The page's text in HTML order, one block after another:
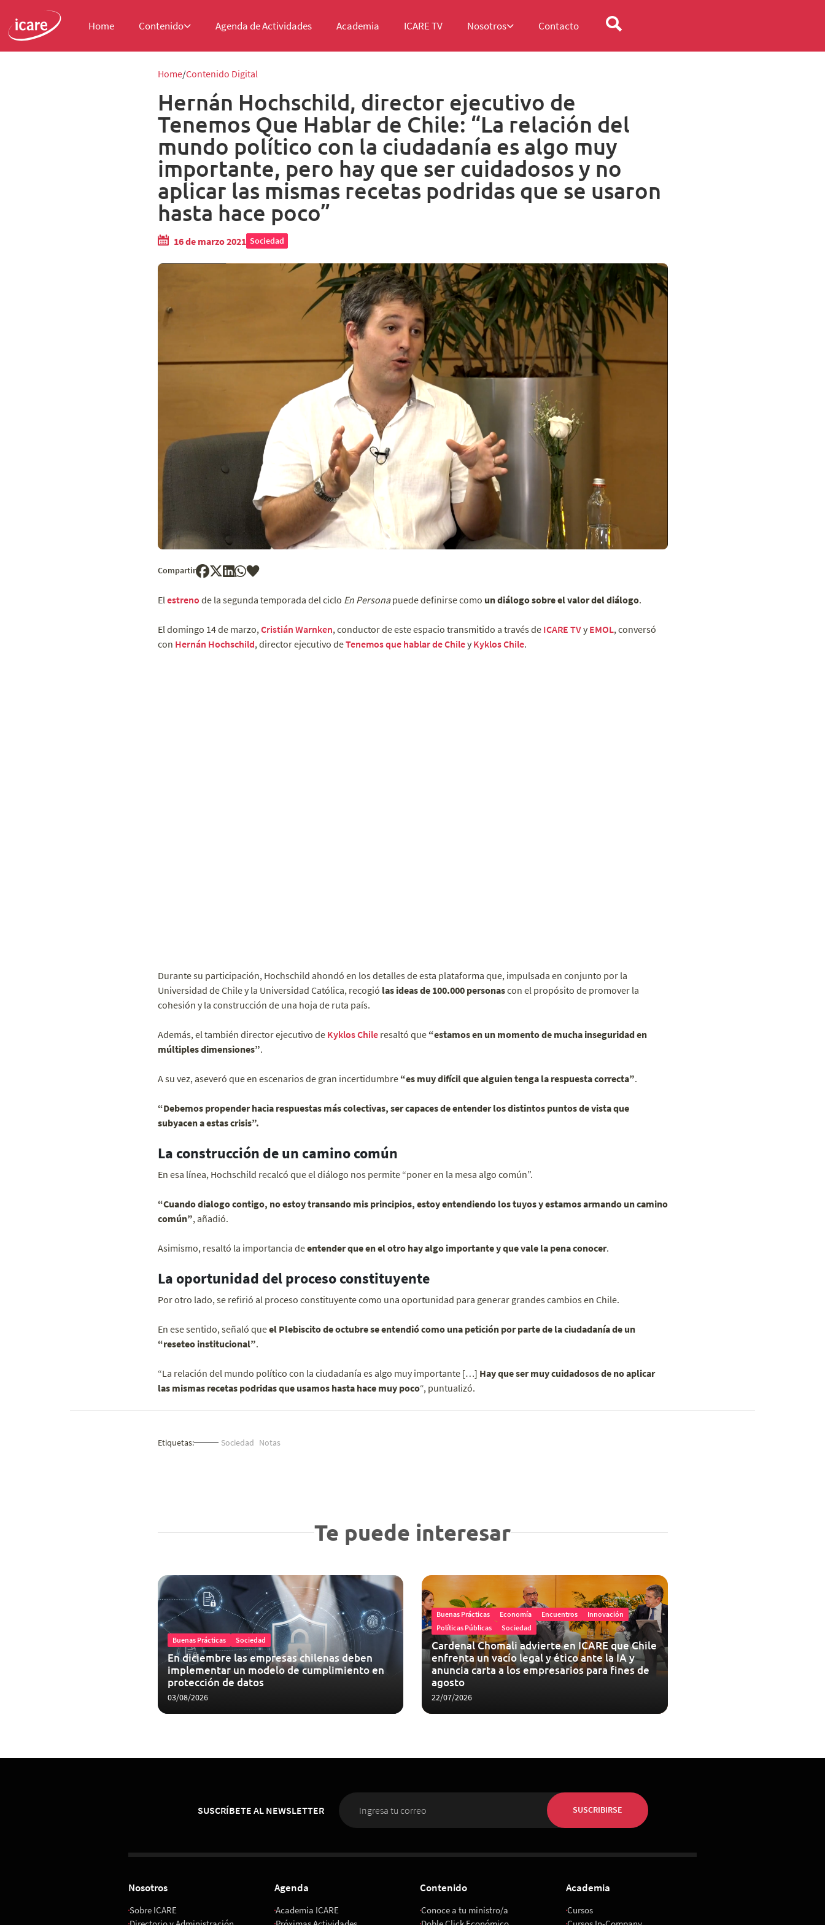
Home Contenido Agenda de Actividades Academia ICARE TV Nosotros Contacto
Home Contenido Digital
Hernán Hochschild, director ejecutivo de
Tenemos Que Hablar de Chile: “La relación del
mundo político con la ciudadanía es algo muy
importante, pero hay que ser cuidadosos y no
aplicar las mismas recetas podridas que se usaron
hasta hace poco”
16 de marzo 2021 Sociedad
Compartir
El estreno de la segunda temporada del ciclo En Personapuede definirse como un diálogo sobre el valor del diálogo.
El domingo 14 de marzo, Cristián Warnken, conductor de este espacio transmitido a través de ICARE TVy EMOL, conversó
con Hernán Hochschild, director ejecutivo deTenemos que hablar de Chiley Kyklos Chile.
Durante su participación, Hochschild ahondó en los detalles de esta plataforma que, impulsada en conjunto por la
Universidad de Chile y la Universidad Católica, recogió las ideas de 100.000 personascon el propósito de promover la
cohesión y la construcción de una hoja de ruta país.
Además, el también director ejecutivo de Kyklos Chileresaltó que “estamos en un momento de mucha inseguridad en
múltiples dimensiones”.
A su vez, aseveró que en escenarios de gran incertidumbre “es muy difícil que alguien tenga la respuesta correcta”.
“Debemos propender hacia respuestas más colectivas, ser capaces de entender los distintos puntos de vista que
subyacen a estas crisis”.
La construcción de un camino común
En esa línea, Hochschild recalcó que el diálogo nos permite “poner en la mesa algo común”.
“Cuando dialogo contigo, no estoy transando mis principios, estoy entendiendo los tuyos y estamos armando un camino
común”, añadió.
Asimismo, resaltó la importancia deentender que en el otro hay algo importante y que vale la pena conocer.
La oportunidad del proceso constituyente
Por otro lado, se refirió al proceso constituyente como una oportunidad para generar grandes cambios en Chile.
En ese sentido, señaló queel Plebiscito de octubre se entendió como una petición por parte de la ciudadanía de un
“reseteo institucional”.
“La relación del mundo político con la ciudadanía es algo muy importante […] Hay que ser muy cuidadosos de no aplicar
las mismas recetas podridas que usamos hasta hace muy poco“, puntualizó.
Etiquetas: Sociedad Notas
Te puede interesar
Buenas Prácticas Sociedad
En diciembre las empresas chilenas deben
implementar un modelo de cumplimiento en
protección de datos
03/08/2026
Buenas Prácticas Economía Encuentros
Innovación
Políticas Públicas
Sociedad
Cardenal Chomali advierte en ICARE que Chile
enfrenta un vacío legal y ético ante la IA y
anuncia carta a los empresarios para fines de
agosto
22/07/2026
SUSCRÍBETE AL NEWSLETTER SUSCRIBIRSE
Nosotros
Sobre ICARE
Agenda
Academia ICARE
Contenido
Conoce a tu ministro/a
Academia
Cursos